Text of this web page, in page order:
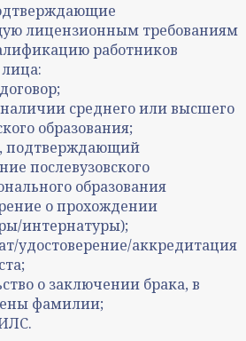
лицензионным требованиям
работников
среднего или высшего
образования;
подтверждающий
послевузовского
образования
о прохождении
интернатуры);
удостоверение/аккредитация
о заключении брака, в
фамилии;